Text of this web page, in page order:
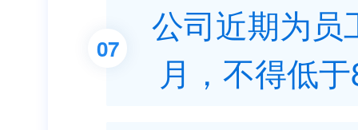
07
公司近期为员
月，不得低